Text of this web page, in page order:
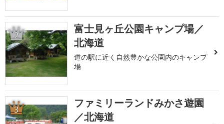
2
富士見ヶ丘公園キャンプ場／
北海道
道の駅に近く自然豊かな公園内のキャンプ
場
3
ファミリーランドみかさ遊園
／北海道